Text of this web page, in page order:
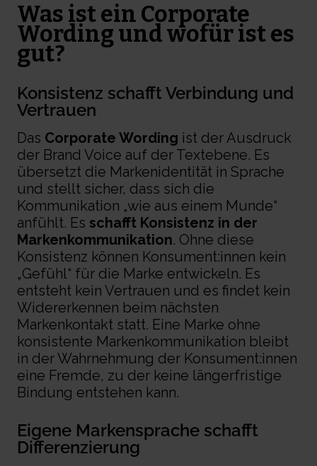
Was ist ein Corporate
Wording und wofür ist es
gut?
Konsistenz schafft Verbindung und
Vertrauen
Das Corporate Wording ist der Ausdruck
der Brand Voice auf der Textebene. Es
übersetzt die Markenidentität in Sprache
und stellt sicher, dass sich die
Kommunikation „wie aus einem Munde“
anfühlt. Es schafft Konsistenz in der
Markenkommunikation. Ohne diese
Konsistenz können Konsument:innen kein
„Gefühl“ für die Marke entwickeln. Es
entsteht kein Vertrauen und es findet kein
Widererkennen beim nächsten
Markenkontakt statt. Eine Marke ohne
konsistente Markenkommunikation bleibt
in der Wahrnehmung der Konsument:innen
eine Fremde, zu der keine längerfristige
Bindung entstehen kann.
Eigene Markensprache schafft
Differenzierung